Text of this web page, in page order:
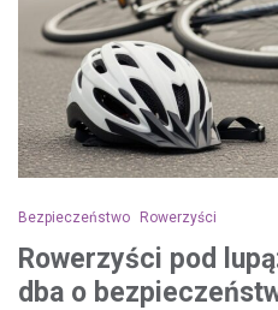
Bezpieczeństwo Rowerzyści
Rowerzyści pod
dba o